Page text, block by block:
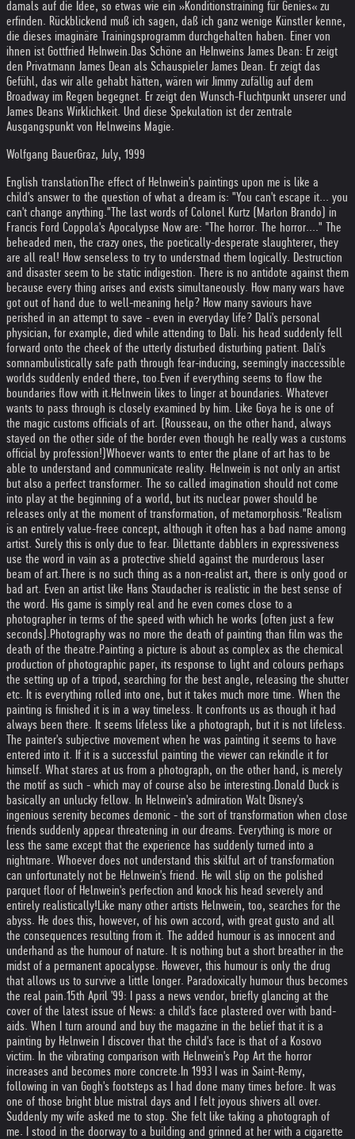
damals auf die Idee, so etwas wie ein »Konditionstraining für Genies« zu
erfinden. Rückblickend muß ich sagen, daß ich ganz wenige Künstler kenne,
die dieses imaginäre Trainingsprogramm durchgehalten haben. Einer von
ihnen ist Gottfried HeInwein. Das Schöne an HeInweins James Dean: Er zeigt
den Privatmann James Dean als Schauspieler James Dean. Er zeigt das
Gefühl, das wir alle gehabt hätten, wären wir Jimmy zufällig auf dem
Broadway im Regen begegnet. Er zeigt den Wunsch-Fluchtpunkt unserer und
James Deans Wirklichkeit. Und diese Spekulation ist der zentrale
Ausgangspunkt von Helnweins Magie.
Wolfgang BauerGraz, July, 1999
English translation The effect of Helnwein's paintings upon me is like a
child's answer to the question of what a dream is: "You can't escape it... you
can't change anything." The last words of Colonel Kurtz (Marlon Brando) in
Francis Ford Coppola's Apocalypse Now are: "The horror. The horror...." The
beheaded men, the crazy ones, the poetically-desperate slaughterer, they
are all real! How senseless to try to understnad them logically. Destruction
and disaster seem to be static indigestion. There is no antidote against them
because every thing arises and exists simultaneously. How many wars have
got out of hand due to well-meaning help? How many saviours have
perished in an attempt to save - even in everyday life? Dali's personal
physician, for example, died while attending to Dali. his head suddenly fell
forward onto the cheek of the utterly disturbed disturbing patient. Dali's
somnambulistically safe path through fear-inducing, seemingly inaccessible
worlds suddenly ended there, too.Even if everything seems to flow the
boundaries flow with it.Helnwein likes to linger at boundaries. Whatever
wants to pass through is closely examined by him. Like Goya he is one of
the magic customs officials of art. (Rousseau, on the other hand, always
stayed on the other side of the border even though he really was a customs
official by profession!) Whoever wants to enter the plane of art has to be
able to understand and communicate reality. Helnwein is not only an artist
but also a perfect transformer. The so called imagination should not come
into play at the beginning of a world, but its nuclear power should be
releases only at the moment of transformation, of metamorphosis."Realism
is an entirely value-freee concept, although it often has a bad name among
artist. Surely this is only due to fear. Dilettante dabblers in expressiveness
use the word in vain as a protective shield against the murderous laser
beam of art. There is no such thing as a non-realist art, there is only good or
bad art. Even an artist like Hans Staudacher is realistic in the best sense of
the word. His game is simply real and he even comes close to a
photographer in terms of the speed with which he works (often just a few
seconds).Photography was no more the death of painting than film was the
death of the theatre.Painting a picture is about as complex as the chemical
production of photographic paper, its response to light and colours perhaps
the setting up of a tripod, searching for the best angle, releasing the shutter
etc. It is everything rolled into one, but it takes much more time. When the
painting is finished it is in a way timeless. It confronts us as though it had
always been there. It seems lifeless like a photograph, but it is not lifeless.
The painter's subjective movement when he was painting it seems to have
entered into it. If it is a successful painting the viewer can rekindle it for
himself. What stares at us from a photograph, on the other hand, is merely
the motif as such - which may of course also be interesting. Donald Duck is
basically an unlucky fellow. In Helnwein's admiration Walt Disney's
ingenious serenity becomes demonic - the sort of transformation when close
friends suddenly appear threatening in our dreams. Everything is more or
less the same except that the experience has suddenly turned into a
nightmare. Whoever does not understand this skilful art of transformation
can unfortunately not be Helnwein's friend. He will slip on the polished
parquet floor of Helnwein's perfection and knock his head severely and
entirely realistically! Like many other artists Helnwein, too, searches for the
abyss. He does this, however, of his own accord, with great gusto and all
the consequences resulting from it. The added humour is as innocent and
underhand as the humour of nature. It is nothing but a short breather in the
midst of a permanent apocalypse. However, this humour is only the drug
that allows us to survive a little longer. Paradoxically humour thus becomes
the real pain.15th April '99: I pass a news vendor, briefly glancing at the
cover of the latest issue of News: a child's face plastered over with band-
aids. When I turn around and buy the magazine in the belief that it is a
painting by Helnwein I discover that the child's face is that of a Kosovo
victim. In the vibrating comparison with Helnwein's Pop Art the horror
increases and becomes more concrete. In 1993 I was in Saint-Remy,
following in van Gogh's footsteps as I had done many times before. It was
one of those bright blue mistral days and I felt joyous shivers all over.
Suddenly my wife asked me to stop. She felt like taking a photograph of
me. I stood in the doorway to a building and grinned at her with a cigarette